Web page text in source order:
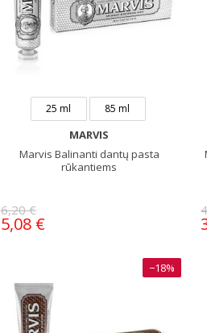
25 ml 85 ml
MARVIS
Marvis Balinanti dantų pasta
rūkantiems
6,20 €
5,08 €
−18%